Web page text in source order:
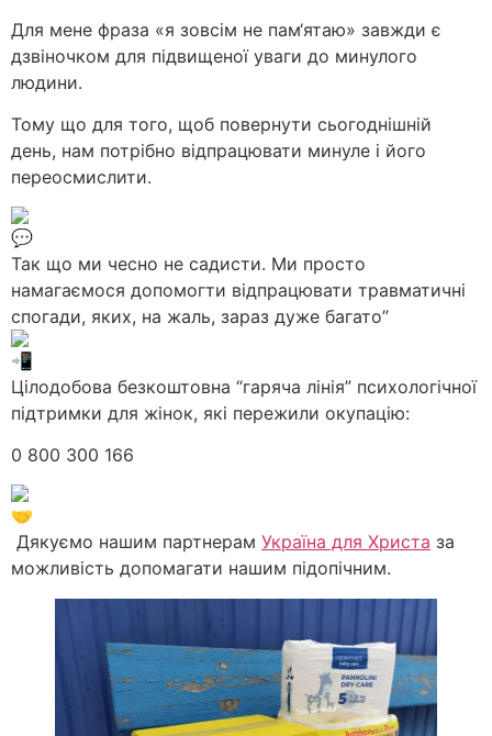
Для мене фраза «я зовсім не пам‘ятаю» завжди є
дзвіночком для підвищеної уваги до минулого
людини.
Тому що для того, щоб повернути сьогоднішній
день, нам потрібно відпрацювати минуле і його
переосмислити.
Так що ми чесно не садисти. Ми просто
намагаємося допомогти відпрацювати травматичні
спогади, яких, на жаль, зараз дуже багато”
Цілодобова безкоштовна “гаряча лінія” психологічної
підтримки для жінок, які пережили окупацію:
0 800 300 166
Дякуємо нашим партнерам Україна для Христа за
можливість допомагати нашим підопічним.